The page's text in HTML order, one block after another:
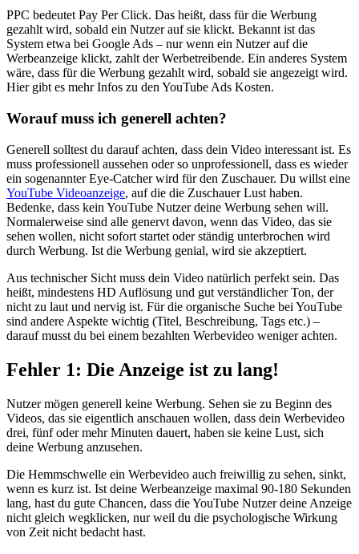
PPC bedeutet Pay Per Click. Das heißt, dass für die Werbung
gezahlt wird, sobald ein Nutzer auf sie klickt. Bekannt ist das
System etwa bei Google Ads – nur wenn ein Nutzer auf die
Werbeanzeige klickt, zahlt der Werbetreibende. Ein anderes System
wäre, dass für die Werbung gezahlt wird, sobald sie angezeigt wird.
Hier gibt es mehr Infos zu den YouTube Ads Kosten.
Worauf muss ich generell achten?
Generell solltest du darauf achten, dass dein Video interessant ist. Es
muss professionell aussehen oder so unprofessionell, dass es wieder
ein sogenannter Eye-Catcher wird für den Zuschauer. Du willst eine
YouTube Videoanzeige, auf die die Zuschauer Lust haben.
Bedenke, dass kein YouTube Nutzer deine Werbung sehen will.
Normalerweise sind alle genervt davon, wenn das Video, das sie
sehen wollen, nicht sofort startet oder ständig unterbrochen wird
durch Werbung. Ist die Werbung genial, wird sie akzeptiert.
Aus technischer Sicht muss dein Video natürlich perfekt sein. Das
heißt, mindestens HD Auflösung und gut verständlicher Ton, der
nicht zu laut und nervig ist. Für die organische Suche bei YouTube
sind andere Aspekte wichtig (Titel, Beschreibung, Tags etc.) –
darauf musst du bei einem bezahlten Werbevideo weniger achten.
Fehler 1: Die Anzeige ist zu lang!
Nutzer mögen generell keine Werbung. Sehen sie zu Beginn des
Videos, das sie eigentlich anschauen wollen, dass dein Werbevideo
drei, fünf oder mehr Minuten dauert, haben sie keine Lust, sich
deine Werbung anzusehen.
Die Hemmschwelle ein Werbevideo auch freiwillig zu sehen, sinkt,
wenn es kurz ist. Ist deine Werbeanzeige maximal 90-180 Sekunden
lang, hast du gute Chancen, dass die YouTube Nutzer deine Anzeige
nicht gleich wegklicken, nur weil du die psychologische Wirkung
von Zeit nicht bedacht hast.